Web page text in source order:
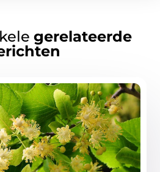
gerelateerde